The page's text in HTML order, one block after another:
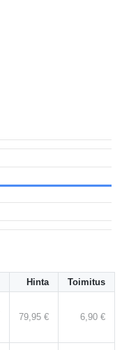
Hinta Toimitus
79,95 € 6,90 €